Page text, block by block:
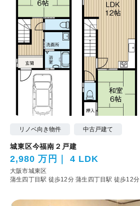
リノベ向き物件 中古戸建て
城東区今福南２戸建
2,980 万円 4 LDK
大阪市城東区
蒲生四丁目駅 徒歩12分蒲生四丁目駅 徒歩12分